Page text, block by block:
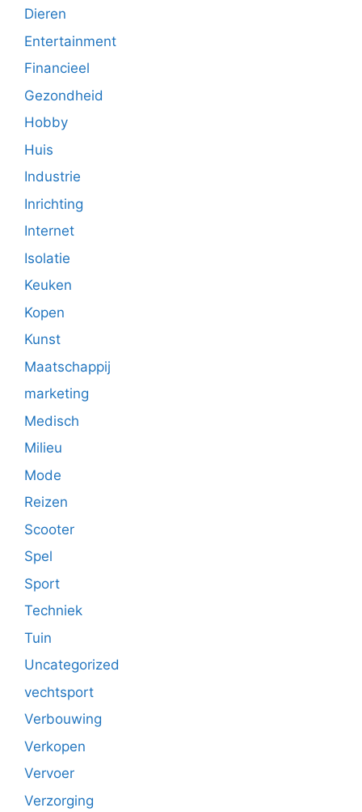
Dieren
Entertainment
Financieel
Gezondheid
Hobby
Huis
Industrie
Inrichting
Internet
Isolatie
Keuken
Kopen
Kunst
Maatschappij
marketing
Medisch
Milieu
Mode
Reizen
Scooter
Spel
Sport
Techniek
Tuin
Uncategorized
vechtsport
Verbouwing
Verkopen
Vervoer
Verzorging